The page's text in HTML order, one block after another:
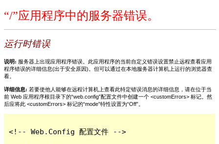
“/”应用程序中的服务器错误。
运行时错误
说明: 服务器上出现应用程序错误。此应用程序的当前自定义错误设置禁止远程查看应用
程序错误的详细信息(出于安全原因)。但可以通过在本地服务器计算机上运行的浏览器查
看。
详细信息: 若要使他人能够在远程计算机上查看此特定错误消息的详细信息，请在位于当
前 Web 应用程序根目录下的“web.config”配置文件中创建一个 <customErrors> 标记。然
后应将此 <customErrors> 标记的“mode”特性设置为“Off”。
<!-- Web.Config 配置文件 -->